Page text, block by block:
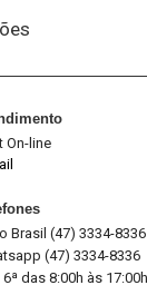
On-line
Brasil (47) 3334-8336
(47) 3334-8336
6ª das 8:00h às 17:00h